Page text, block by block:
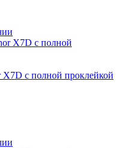
X7D с полной проклейкой